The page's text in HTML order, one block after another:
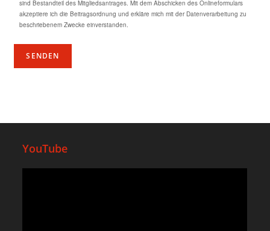
sind Bestandteil des Mitgliedsantrages. Mit dem Abschicken des Onlineformulars
akzeptiere ich die Beitragsordnung und erkläre mich mit der Datenverarbeitung zu
beschriebenem Zwecke einverstanden.
YouTube